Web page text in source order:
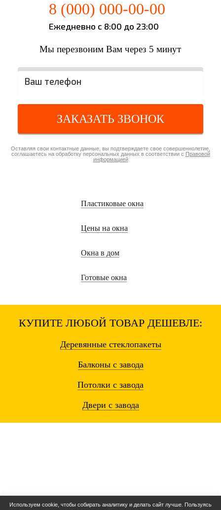
8 (000) 000-00-00
Ежедневно с 8:00 до 23:00
Мы перезвоним Вам через 5 минут
ЗАКАЗАТЬ ЗВОНОК
Оставляя свои контактные данные, вы подтверждаете свое совершеннолетие,
соглашаетесь на обработку персональных данных в соответствии с Правовой
информацией
Пластиковые окна
Цены на окна
Окна в дом
Готовые окна
КУПИТЕ ЛЮБОЙ ТОВАР ДЕШЕВЛЕ:
Деревянные стеклопакеты
Балконы с завода
Потолки с завода
Двери с завода
Используем cookie, чтобы собирать аналитику и делать сайт лучше. Пользуясь